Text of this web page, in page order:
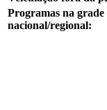
Programas na grade
nacional/regional: